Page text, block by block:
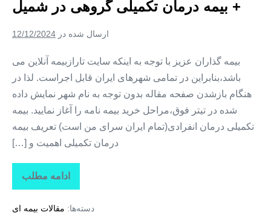
+ بیمه درمان تکمیلی گروهی در شمیل
ارسال شده در 12/12/2024
بیمه گذاران عزیز با توجه به اینکه سایت تارازبیمه آنلاین می
باشد،بنابراین در تمامی شهرهای ایران قابل اجراست. لذا در
هنگام بازشدن صفحه مقاله بدون توجه به نام شهر نمایش داده
شده در تیتر فوق،مراحل خرید بیمه نامه را آغاز نمایید. بیمه
تکمیلی درمان انفرادی(تمام ایران سرای من است) تعریف بیمه
درمان تکمیلی اهمیت و […]
ادامه مطلب
تاراز
بیمه
بیمه
دسته‌ها: مقالات بیمه ای